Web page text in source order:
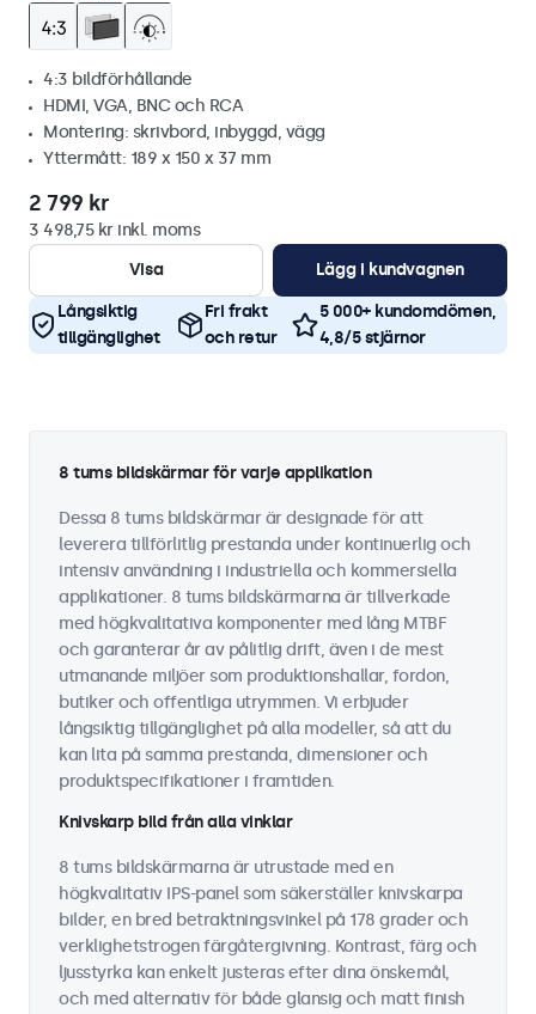
4:3 bildförhållande
HDMI, VGA, BNC och RCA
Montering: skrivbord, inbyggd, vägg
Yttermått: 189 x 150 x 37 mm
2 799 kr
3 498,75 kr inkl. moms
Visa
Lägg i kundvagnen
Långsiktig
tillgänglighet
Fri frakt
och retur
5 000+ kundomdömen,
4,8/5 stjärnor
8 tums bildskärmar för varje applikation
Dessa 8 tums bildskärmar är designade för att
leverera tillförlitlig prestanda under kontinuerlig och
intensiv användning i industriella och kommersiella
applikationer. 8 tums bildskärmarna är tillverkade
med högkvalitativa komponenter med lång MTBF
och garanterar år av pålitlig drift, även i de mest
utmanande miljöer som produktionshallar, fordon,
butiker och offentliga utrymmen. Vi erbjuder
långsiktig tillgänglighet på alla modeller, så att du
kan lita på samma prestanda, dimensioner och
produktspecifikationer i framtiden.
Knivskarp bild från alla vinklar
8 tums bildskärmarna är utrustade med en
högkvalitativ IPS-panel som säkerställer knivskarpa
bilder, en bred betraktningsvinkel på 178 grader och
verklighetstrogen färgåtergivning. Kontrast, färg och
ljusstyrka kan enkelt justeras efter dina önskemål,
och med alternativ för både glansig och matt finish